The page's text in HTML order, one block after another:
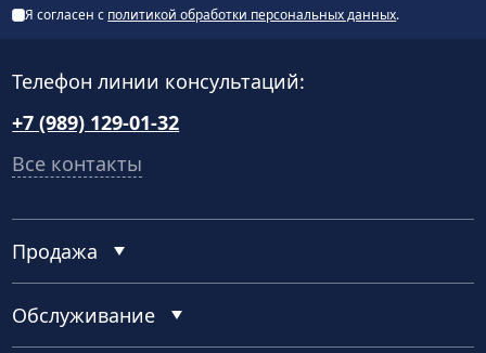
Я согласен с политикой обработки персональных данных.
Телефон линии консультаций:
+7 (989) 129-01-32
Все контакты
Продажа
Обслуживание